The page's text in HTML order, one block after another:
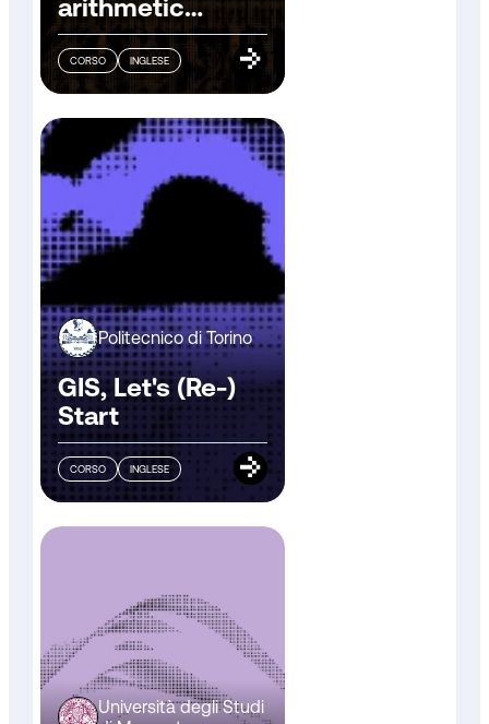
arithmetic
circuits
CORSO INGLESE
Politecnico di Torino
GIS, Let's (Re-)
Start
CORSO INGLESE
Università degli Studi